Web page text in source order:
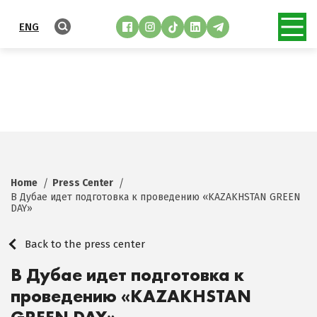
ENG
Home
Press Center
В Дубае идет подготовка к проведению «KAZAKHSTAN GREEN
DAY»
Back to the press center
В Дубае идет подготовка к
проведению «KAZAKHSTAN